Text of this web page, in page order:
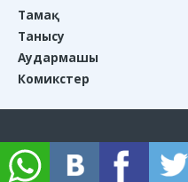
Тамақ
Танысу
Аудармашы
Комикстер